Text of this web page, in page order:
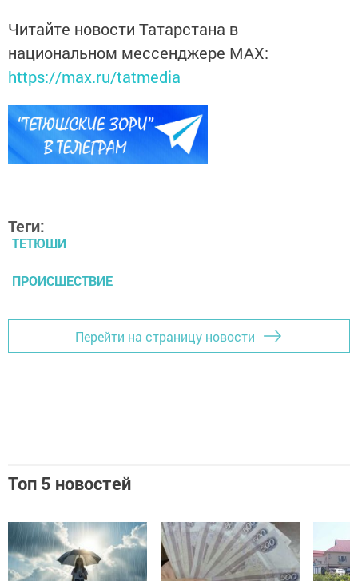
Читайте новости Татарстана в
национальном мессенджере MАХ:
https://max.ru/tatmedia
Теги:
ТЕТЮШИ
ПРОИСШЕСТВИЕ
Перейти на страницу новости
Топ 5 новостей